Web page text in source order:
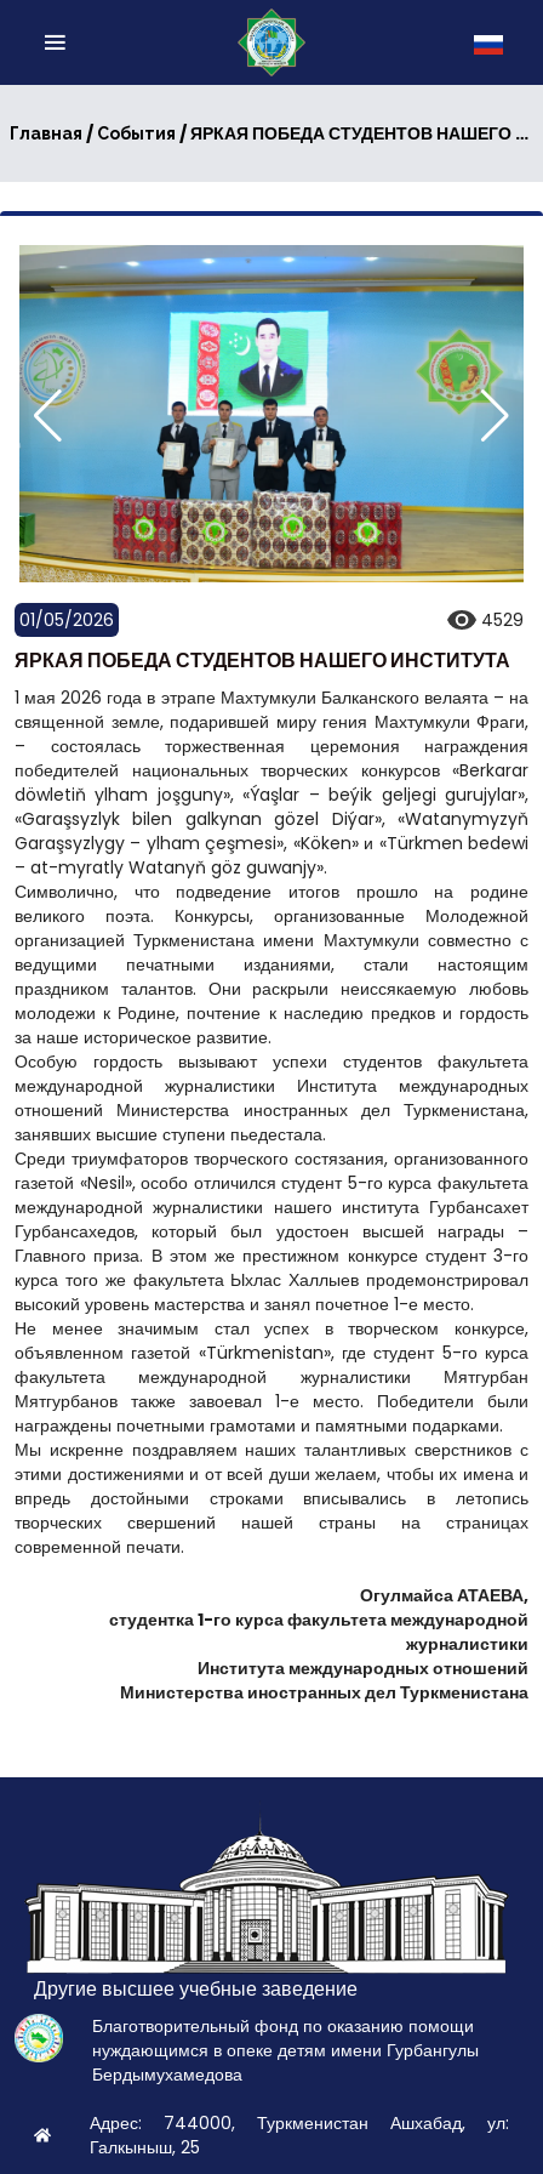
Главная / События / ЯРКАЯ ПОБЕДА СТУДЕНТОВ НАШЕГО ИНСТИТУТА
01/05/2026 4529
ЯРКАЯ ПОБЕДА СТУДЕНТОВ НАШЕГО ИНСТИТУТА
1 мая 2026 года в этрапе Махтумкули Балканского велаята – на
священной земле, подарившей миру гения Махтумкули Фраги,
– состоялась торжественная церемония награждения
победителей национальных творческих конкурсов «Berkarar
döwletiň ylham joşguny», «Ýaşlar – beýik geljegi gurujylar»,
«Garaşsyzlyk bilen galkynan gözel Diýar», «Watanymyzyň
Garaşsyzlygy – ylham çeşmesi», «Köken» и «Türkmen bedewi
– at-myratly Watanyň göz guwanjy».
Символично, что подведение итогов прошло на родине
великого поэта. Конкурсы, организованные Молодежной
организацией Туркменистана имени Махтумкули совместно с
ведущими печатными изданиями, стали настоящим
праздником талантов. Они раскрыли неиссякаемую любовь
молодежи к Родине, почтение к наследию предков и гордость
за наше историческое развитие.
Особую гордость вызывают успехи студентов факультета
международной журналистики Института международных
отношений Министерства иностранных дел Туркменистана,
занявших высшие ступени пьедестала.
Среди триумфаторов творческого состязания, организованного
газетой «Nesil», особо отличился студент 5-го курса факультета
международной журналистики нашего института Гурбансахет
Гурбансахедов, который был удостоен высшей награды –
Главного приза. В этом же престижном конкурсе студент 3-го
курса того же факультета Ыхлас Халлыев продемонстрировал
высокий уровень мастерства и занял почетное 1-е место.
Не менее значимым стал успех в творческом конкурсе,
объявленном газетой «Türkmenistan», где студент 5-го курса
факультета международной журналистики Мятгурбан
Мятгурбанов также завоевал 1-е место. Победители были
награждены почетными грамотами и памятными подарками.
Мы искренне поздравляем наших талантливых сверстников с
этими достижениями и от всей души желаем, чтобы их имена и
впредь достойными строками вписывались в летопись
творческих свершений нашей страны на страницах
современной печати.
Огулмайса АТАЕВА,
студентка 1-го курса факультета международной
журналистики
Института международных отношений
Министерства иностранных дел Туркменистана
Другие высшее учебные заведение
Благотворительный фонд по оказанию помощи
нуждающимся в опеке детям имени Гурбангулы
Бердымухамедова
Адрес: 744000, Туркменистан Ашхабад, ул:
Галкыныш, 25